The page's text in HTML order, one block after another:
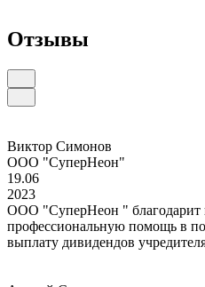
Отзывы
Виктор Симонов
ООО "СуперНеон"
19.06
2023
ООО "СуперНеон " благодарит
профессиональную помощь в
выплату дивидендов